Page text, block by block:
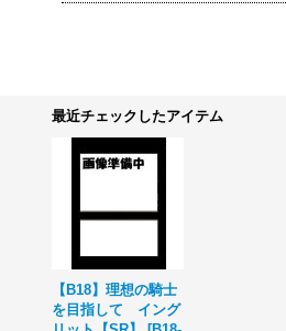
最近チェックしたアイテム
【B18】理想の騎士
を目指して イング